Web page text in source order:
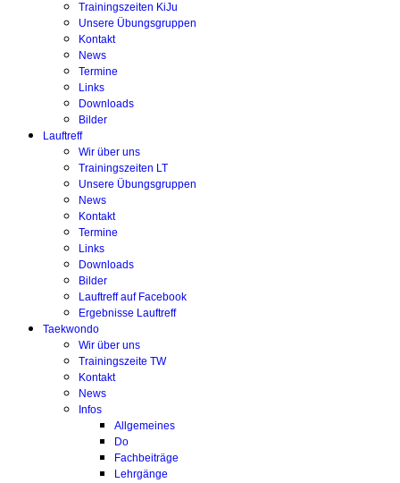
Trainingszeiten KiJu
Unsere Übungsgruppen
Kontakt
News
Termine
Links
Downloads
Bilder
Lauftreff
Wir über uns
Trainingszeiten LT
Unsere Übungsgruppen
News
Kontakt
Termine
Links
Downloads
Bilder
Lauftreff auf Facebook
Ergebnisse Lauftreff
Taekwondo
Wir über uns
Trainingszeite TW
Kontakt
News
Infos
Allgemeines
Do
Fachbeiträge
Lehrgänge